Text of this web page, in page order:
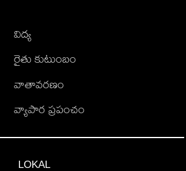
విద్య
రైతు కుటుంబం
వాతావరణం
వ్యాపార ప్రపంచం
LOKAL